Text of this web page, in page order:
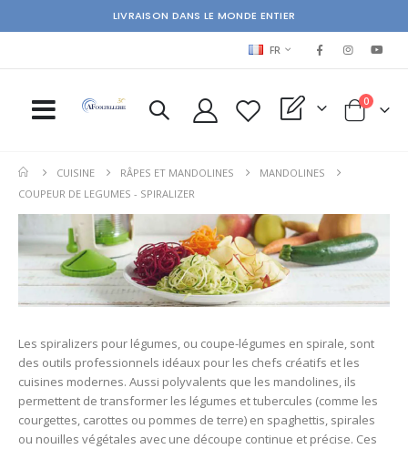
LIVRAISON DANS LE MONDE ENTIER
LANGUAGE
FR
My Quote Cart
0items
CUISINE RÂPES ET MANDOLINES
MANDOLINES
COUPEUR DE LEGUMES - SPIRALIZER
Les spiralizers pour légumes, ou coupe-légumes en spirale, sont
des outils professionnels idéaux pour les chefs créatifs et les
cuisines modernes. Aussi polyvalents que les mandolines, ils
permettent de transformer les légumes et tubercules (comme les
courgettes, carottes ou pommes de terre) en spaghettis, spirales
ou nouilles végétales avec une découpe continue et précise. Ces